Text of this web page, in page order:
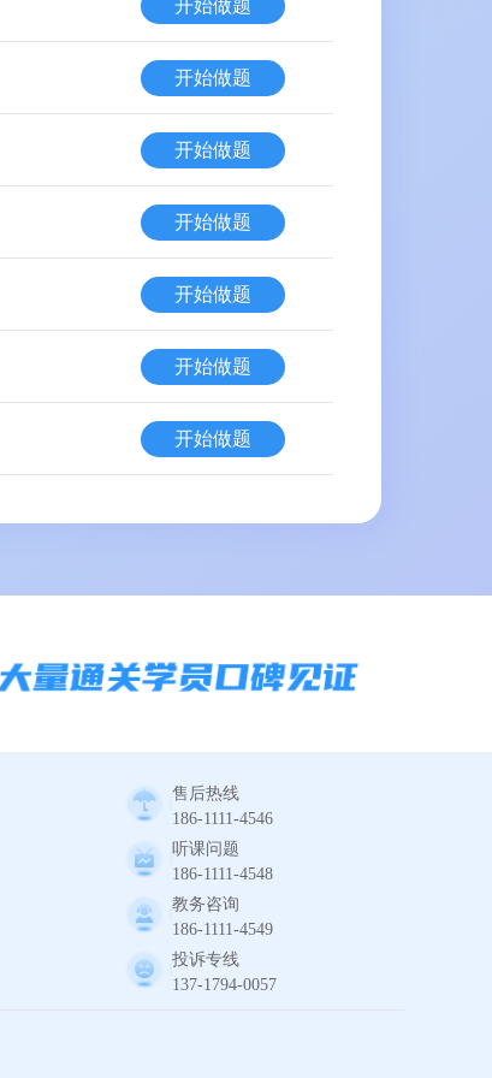
开始做题
开始做题
开始做题
开始做题
开始做题
开始做题
开始做题
售后热线
186-1111-4546
听课问题
186-1111-4548
教务咨询
186-1111-4549
投诉专线
137-1794-0057